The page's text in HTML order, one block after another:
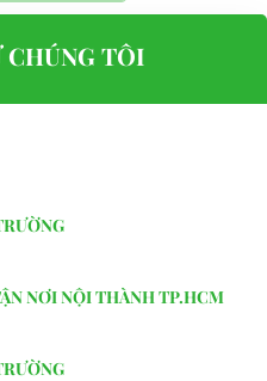
CHÚNG TÔI
NƠI NỘI THÀNH TP.HCM